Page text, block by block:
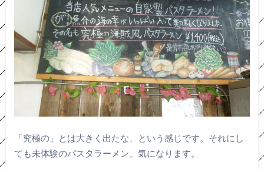
「究極の」とは大きく出たな、という感じです。それにし
ても未体験のパスタラーメン、気になります。